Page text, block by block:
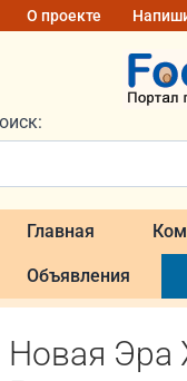
О проекте
Главная
Объявления
Новая Эра